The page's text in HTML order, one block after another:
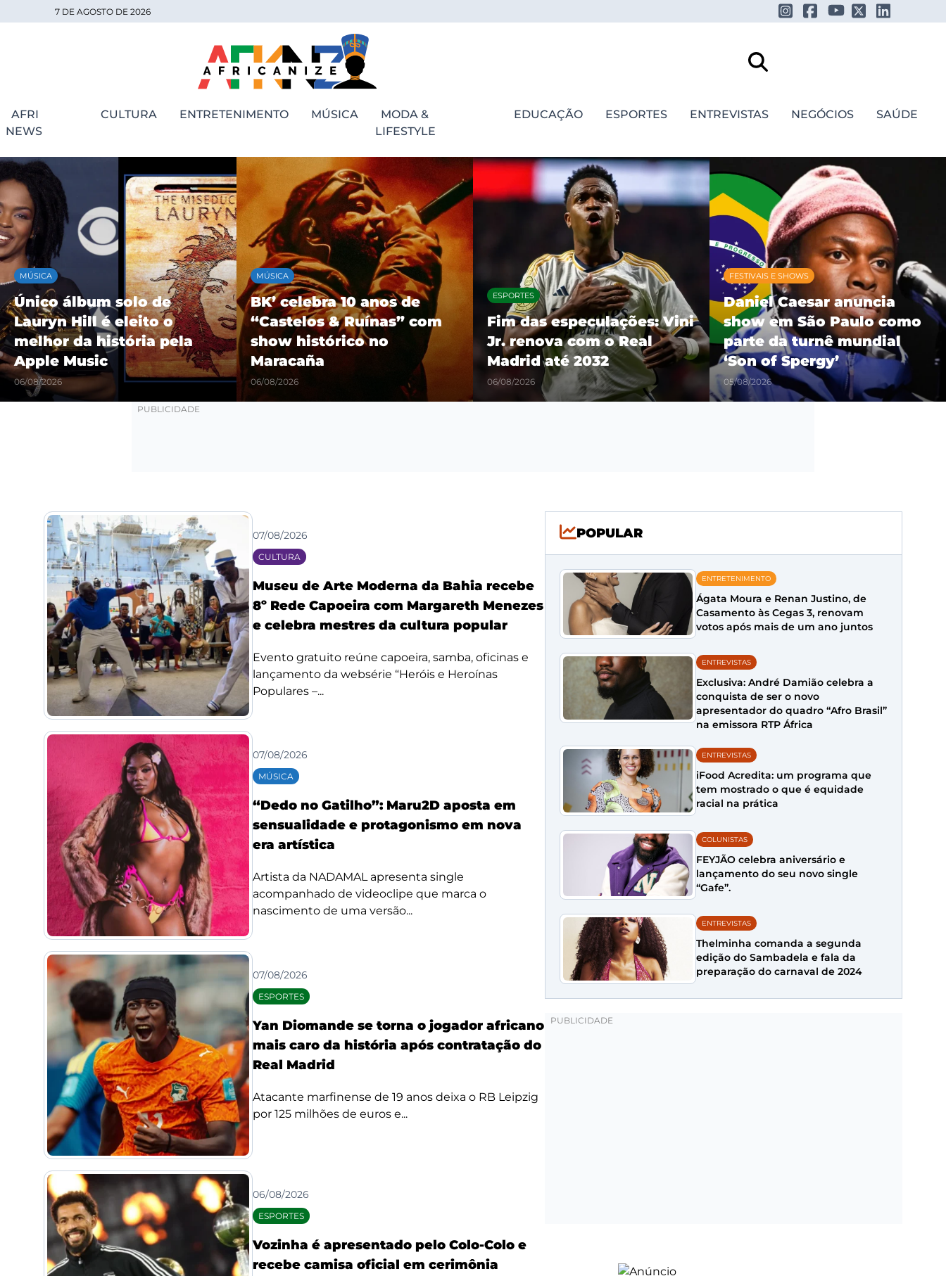
7 DE AGOSTO DE 2026
AFRI
NEWS
CULTURA ENTRETENIMENTO MÚSICA
MODA &
LIFESTYLE
EDUCAÇÃO ESPORTES ENTREVISTAS NEGÓCIOS SAÚDE
MÚSICA
Único álbum solo de
Lauryn Hill é eleito o
melhor da história pela
Apple Music
06/08/2026
MÚSICA
BK’ celebra 10 anos de
“Castelos & Ruínas” com
show histórico no
Maracaña
06/08/2026
ESPORTES
Fim das especulações: Vini
Jr. renova com o Real
Madrid até 2032
06/08/2026
FESTIVAIS E SHOWS
Daniel Caesar anuncia
show em São Paulo como
parte da turnê mundial
‘Son of Spergy’
05/08/2026
07/08/2026
CULTURA
Museu de Arte Moderna da Bahia recebe
8º Rede Capoeira com Margareth Menezes
e celebra mestres da cultura popular
Evento gratuito reúne capoeira, samba, oficinas e
lançamento da websérie “Heróis e Heroínas
Populares –...
07/08/2026
MÚSICA
“Dedo no Gatilho”: Maru2D aposta em
sensualidade e protagonismo em nova
era artística
Artista da NADAMAL apresenta single
acompanhado de videoclipe que marca o
nascimento de uma versão...
07/08/2026
ESPORTES
Yan Diomande se torna o jogador africano
mais caro da história após contratação do
Real Madrid
Atacante marfinense de 19 anos deixa o RB Leipzig
por 125 milhões de euros e...
06/08/2026
ESPORTES
Vozinha é apresentado pelo Colo-Colo e
recebe camisa oficial em cerimônia
POPULAR
ENTRETENIMENTO
Ágata Moura e Renan Justino, de
Casamento às Cegas 3, renovam
votos após mais de um ano juntos
ENTREVISTAS
Exclusiva: André Damião celebra a
conquista de ser o novo
apresentador do quadro “Afro Brasil”
na emissora RTP África
ENTREVISTAS
iFood Acredita: um programa que
tem mostrado o que é equidade
racial na prática
COLUNISTAS
FEYJÃO celebra aniversário e
lançamento do seu novo single
“Gafe”.
ENTREVISTAS
Thelminha comanda a segunda
edição do Sambadela e fala da
preparação do carnaval de 2024